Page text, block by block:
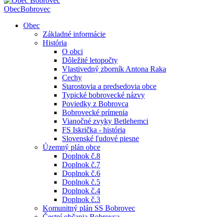
ObecBobrovec
Obec
Základné informácie
História
O obci
Dôležité letopočty
Vlastivedný zborník Antona Raka
Cechy
Starostovia a predsedovia obce
Typické bobrovecké názvy
Poviedky z Bobrovca
Bobrovecké prímenia
Vianočné zvyky Betlehemci
FS Iskrička - história
Slovenské ľudové piesne
Územný plán obce
Doplnok č.8
Doplnok č.7
Doplnok č.6
Doplnok č.5
Doplnok č.4
Doplnok č.3
Komunitný plán SS Bobrovec